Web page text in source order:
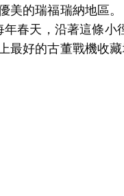
的瑞福瑞納地區
春天，沿著這條小
好的古董戰機收藏